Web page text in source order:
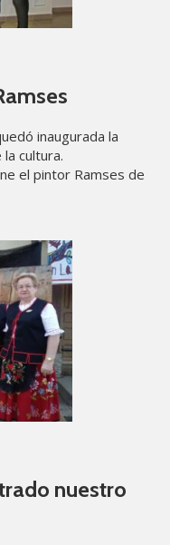
inaugurada la
cultura.
el pintor Ramses de
nuestro